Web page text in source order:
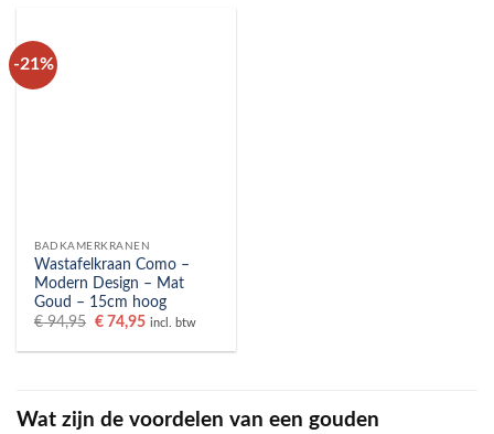
-21%
BADKAMERKRANEN
Wastafelkraan Como –
Modern Design – Mat
Goud – 15cm hoog
€94,95 Oorspronkelijke
was:
€ 74,95Huidige
is:
incl. btw
Wat zijn de voordelen van een gouden